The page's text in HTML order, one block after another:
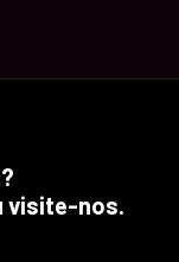
visite-nos.